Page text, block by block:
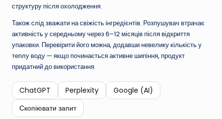
структуру після охолодження.
Також слід зважати на свіжість інгредієнтів. Розпушувач втрачає
активність у середньому через 6–12 місяців після відкриття
упаковки. Перевірити його можна, додавши невелику кількість у
теплу воду — якщо починається активне шипіння, продукт
придатний до використання.
ChatGPT Perplexity
Google (AI)
Скопіювати запит